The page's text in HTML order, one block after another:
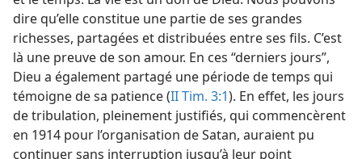
dire qu’elle constitue une partie de ses grandes
richesses, partagées et distribuées entre ses fils. C’est
là une preuve de son amour. En ces “derniers jours”,
Dieu a également partagé une période de temps qui
témoigne de sa patience (II Tim. 3:1). En effet, les jours
de tribulation, pleinement justifiés, qui commencèrent
en 1914 pour l’organisation de Satan, auraient pu
continuer sans interruption jusqu’à leur point